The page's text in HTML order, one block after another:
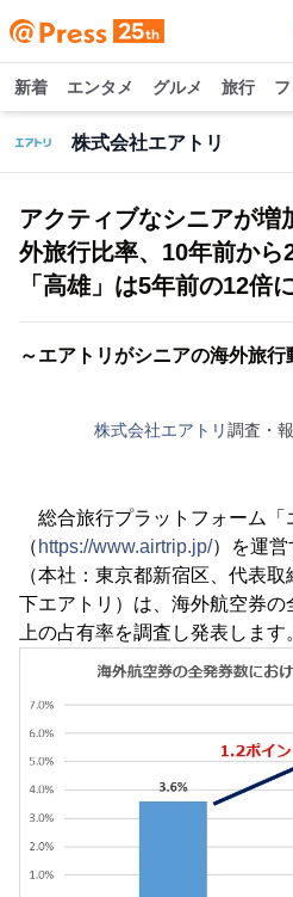
新着 エンタメ グルメ 旅行
株式会社エアトリ
アクティブなシニアが増
外旅行比率、10年前か
「高雄」は5年前の12倍
～エアトリがシニアの海外旅行
株式会社エアトリ調査・
総合旅行プラットフォーム「
（ https://www.airtrip.jp/）を運営
（本社：東京都新宿区、代表
下エアトリ）は、海外航空券の
上の占有率を調査し発表します